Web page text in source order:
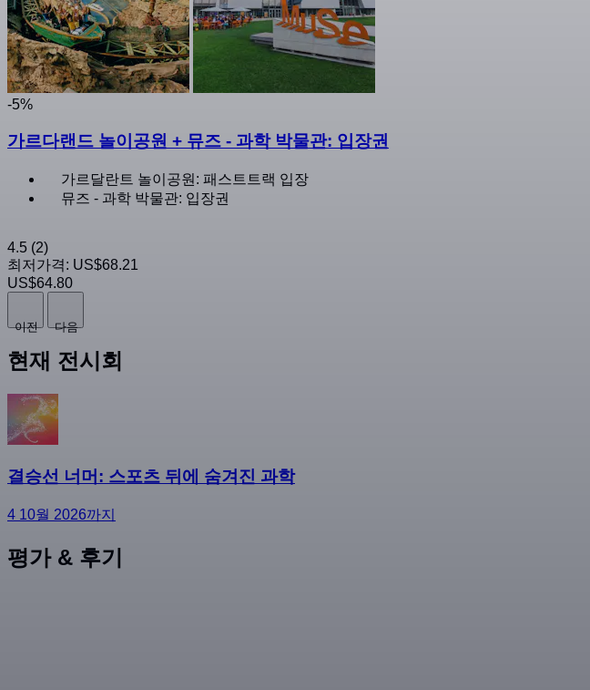
-5%
가르다랜드 놀이공원 + 뮤즈 - 과학 박물관: 입장권
가르달란트 놀이공원: 패스트트랙 입장
뮤즈 - 과학 박물관: 입장권
4.5 (2)
최저가격: US$68.21
US$64.80
이전 다음
현재 전시회
결승선 너머: 스포츠 뒤에 숨겨진 과학
4 10월 2026까지
평가 & 후기